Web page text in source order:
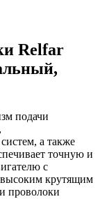
Relfar
подачи
а также
точную и
с
высоким крутящим
проволоки